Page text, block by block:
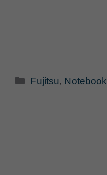
Categorie
Fujitsu, Notebook